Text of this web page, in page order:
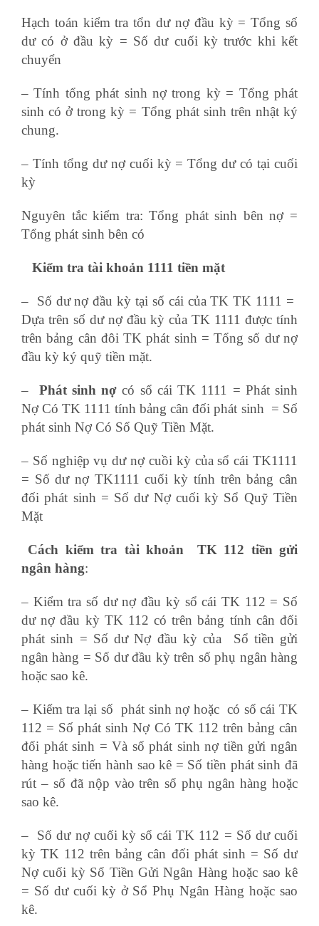
Hạch toán kiểm tra tổn dư nợ đầu kỳ = Tổng số
dư có ở đầu kỳ = Số dư cuối kỳ trước khi kết
chuyển
– Tính tổng phát sinh nợ trong kỳ = Tổng phát
sinh có ở trong kỳ = Tổng phát sinh trên nhật ký
chung.
– Tính tổng dư nợ cuối kỳ = Tổng dư có tại cuối
kỳ
Nguyên tắc kiểm tra: Tổng phát sinh bên nợ =
Tổng phát sinh bên có
Kiểm tra tài khoản 1111 tiền mặt
– Số dư nợ đầu kỳ tại số cái của TK TK 1111 =
Dựa trên số dư nợ đầu kỳ của TK 1111 được tính
trên bảng cân đôi TK phát sinh = Tổng số dư nợ
đầu kỳ ký quỹ tiền mặt.
– Phát sinh nợ có sổ cái TK 1111 = Phát sinh
Nợ Có TK 1111 tính bảng cân đối phát sinh = Số
phát sinh Nợ Có Sổ Quỹ Tiền Mặt.
– Số nghiệp vụ dư nợ cuồi kỳ của sổ cái TK1111
= Số dư nợ TK1111 cuối kỳ tính trên bảng cân
đối phát sinh = Số dư Nợ cuối kỳ Sổ Quỹ Tiền
Mặt
Cách kiểm tra tài khoản TK 112 tiền gửi
ngân hàng:
– Kiểm tra số dư nợ đầu kỳ sổ cái TK 112 = Số
dư nợ đầu kỳ TK 112 có trên bảng tính cân đối
phát sinh = Số dư Nợ đầu kỳ của Sổ tiền gửi
ngân hàng = Số dư đầu kỳ trên số phụ ngân hàng
hoặc sao kê.
– Kiểm tra lại số phát sinh nợ hoặc có sổ cái TK
112 = Số phát sinh Nợ Có TK 112 trên bảng cân
đối phát sinh = Và số phát sinh nợ tiền gửi ngân
hàng hoặc tiến hành sao kê = Số tiền phát sinh đã
rút – số đã nộp vào trên sổ phụ ngân hàng hoặc
sao kê.
– Số dư nợ cuối kỳ sổ cái TK 112 = Số dư cuối
kỳ TK 112 trên bảng cân đối phát sinh = Số dư
Nợ cuối kỳ Sổ Tiền Gửi Ngân Hàng hoặc sao kê
= Số dư cuối kỳ ở Sổ Phụ Ngân Hàng hoặc sao
kê.